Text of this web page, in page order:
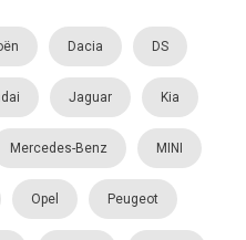
Dacia DS
Jaguar Kia
Mercedes-Benz MINI
Opel Peugeot